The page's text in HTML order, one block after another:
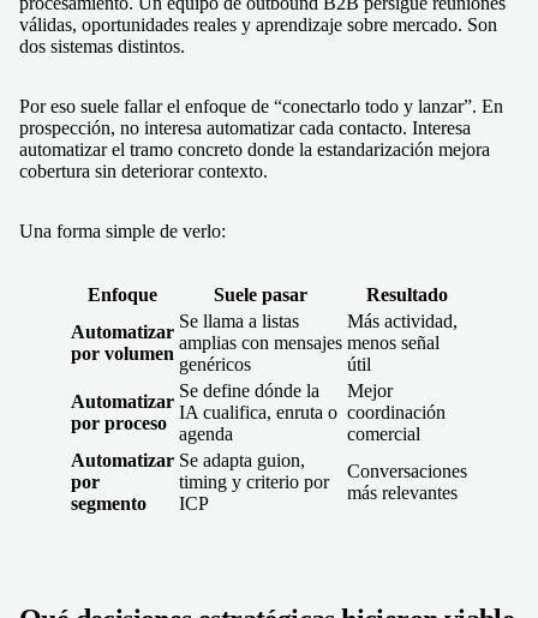
válidas, oportunidades reales y aprendizaje sobre mercado. Son
dos sistemas distintos.
Por eso suele fallar el enfoque de “conectarlo todo y lanzar”. En
prospección, no interesa automatizar cada contacto. Interesa
automatizar el tramo concreto donde la estandarización mejora
cobertura sin deteriorar contexto.
Una forma simple de verlo:
Enfoque Suele pasar
Resultado
Automatizar
por volumen
Se llama a listas
amplias con mensajes
genéricos
Más actividad,
menos señal
útil
Automatizar
por proceso
Se define dónde la
IA cualifica, enruta o
agenda
Mejor
coordinación
comercial
Automatizar
por
segmento
Se adapta guion,
timing y criterio por
ICP
Conversaciones
más relevantes